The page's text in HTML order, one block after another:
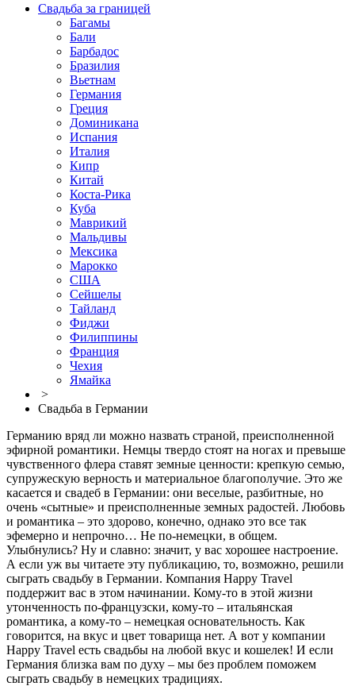
Свадьба за границей
Багамы
Бали
Барбадос
Бразилия
Вьетнам
Германия
Греция
Доминикана
Испания
Италия
Кипр
Китай
Коста-Рика
Куба
Маврикий
Мальдивы
Мексика
Марокко
США
Сейшелы
Тайланд
Фиджи
Филиппины
Франция
Чехия
Ямайка
>
Свадьба в Германии
Германию вряд ли можно назвать страной, преисполненной
эфирной романтики. Немцы твердо стоят на ногах и превыше
чувственного флера ставят земные ценности: крепкую семью,
супружескую верность и материальное благополучие. Это же
касается и свадеб в Германии: они веселые, разбитные, но
очень «сытные» и преисполненные земных радостей. Любовь
и романтика – это здорово, конечно, однако это все так
эфемерно и непрочно… Не по-немецки, в общем.
Улыбнулись? Ну и славно: значит, у вас хорошее настроение.
А если уж вы читаете эту публикацию, то, возможно, решили
сыграть свадьбу в Германии. Компания Happy Travel
поддержит вас в этом начинании. Кому-то в этой жизни
утонченность по-французски, кому-то – итальянская
романтика, а кому-то – немецкая основательность. Как
говорится, на вкус и цвет товарища нет. А вот у компании
Happy Travel есть свадьбы на любой вкус и кошелек! И если
Германия близка вам по духу – мы без проблем поможем
сыграть свадьбу в немецких традициях.